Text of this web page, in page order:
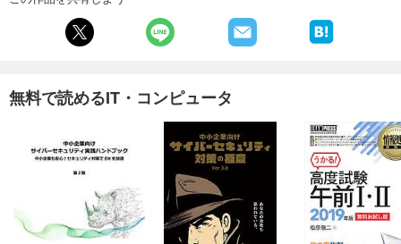
無料で読めるIT・コンピュータ